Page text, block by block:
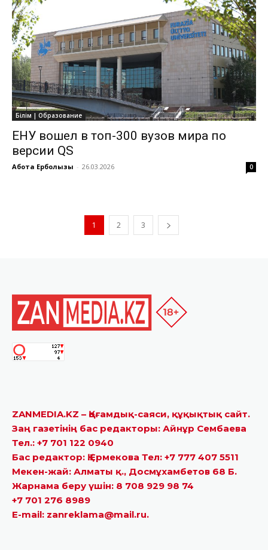
Білім | Образование
ЕНУ вошел в топ-300 вузов мира по
версии QS
Ақбота Ерболқызы - 26.03.2026 0
1 2 3
ZANMEDIA.KZ – Қоғамдық-саяси, құқықтық сайт.
Заң газетінің бас редакторы: Айнұр Сембаева
Тел.: +7 701 122 0940
Бас редактор: Қ.Ермекова Тел: +7 777 407 5511
Мекен-жай: Алматы қ., Досмұхамбетов 68 Б.
Жарнама беру үшін: 8 708 929 98 74
+7 701 276 8989
E-mail: zanreklama@mail.ru.